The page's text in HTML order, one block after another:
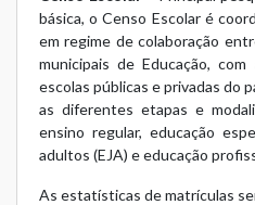
básica, o Censo Escolar é
em regime de colaboração
municipais de Educação,
escolas públicas e privadas do
as diferentes etapas e
ensino regular, educação
adultos (EJA) e educação
As estatísticas de matrículas